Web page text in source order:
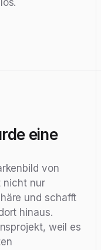
eine
von
nicht nur
und schafft
hinaus.
weil es